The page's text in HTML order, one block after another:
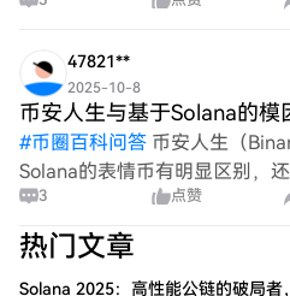
47821**
2025-10-8
币安人生与基于Solana的模
#币圈百科问答 币安人生（
Solana的表情币有明显区别，
多？考虑到它们的基础技术、
须批判性地分析币安人生是否提
3 点赞
热门文章
Solana 2025：高性能公链的破局者